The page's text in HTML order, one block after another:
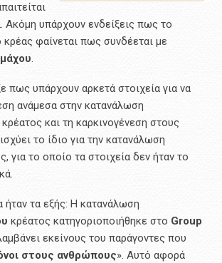
Ακόμη υπάρχουν ενδείξεις πως το
κρέας φαίνεται πως συνδέεται με
.
πως υπάρχουν αρκετά στοιχεία για να
ανάμεσα στην κατανάλωση
και τη καρκινογένεση στους
το ίδιο για την κατανάλωση
για το οποίο τα στοιχεία δεν ήταν το
ήταν τα εξής: Η κατανάλωση
κρέατος κατηγοριοποιήθηκε στο Group
εκείνους του παράγοντες που
στους ανθρώπους». Αυτό αφορά